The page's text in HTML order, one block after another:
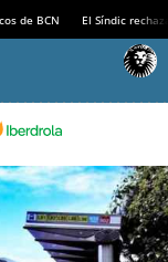
de BCN El Síndic